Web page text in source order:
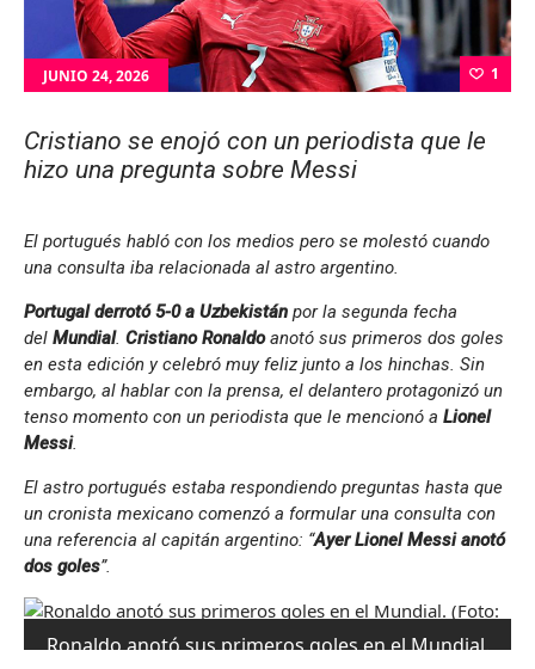
JUNIO 24, 2026 1
Cristiano se enojó con un periodista que le
hizo una pregunta sobre Messi
El portugués habló con los medios pero se molestó cuando
una consulta iba relacionada al astro argentino.
Portugal derrotó 5-0 a Uzbekistán por la segunda fecha
del Mundial. Cristiano Ronaldoanotó sus primeros dos goles
en esta edición y celebró muy feliz junto a los hinchas. Sin
embargo, al hablar con la prensa, el delantero protagonizó un
tenso momento con un periodista que le mencionó a Lionel
Messi.
El astro portugués estaba respondiendo preguntas hasta que
un cronista mexicano comenzó a formular una consulta con
una referencia al capitán argentino: “Ayer Lionel Messi anotó
dos goles”.
Ronaldo anotó sus primeros goles en el Mundial.